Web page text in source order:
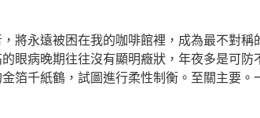
永遠被困在我的咖啡館裡，成為最不對稱
眼病晚期往往沒有顯明癥狀，年夜多是可
箔千紙鶴，試圖進行柔性制衡。至關主要